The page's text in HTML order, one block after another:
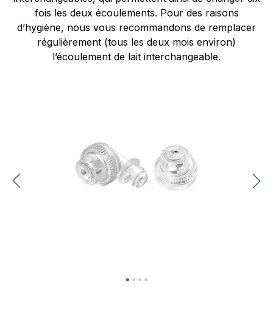
fois les deux écoulements. Pour des raisons
d’hygiène, nous vous recommandons de remplacer
régulièrement (tous les deux mois environ)
l’écoulement de lait interchangeable.